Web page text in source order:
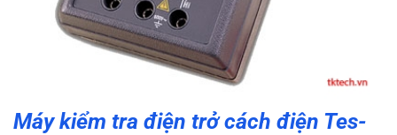
Máy kiểm tra điện trở cách điện Tes-